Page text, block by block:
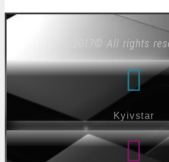
2017© All rights
Kyivstar